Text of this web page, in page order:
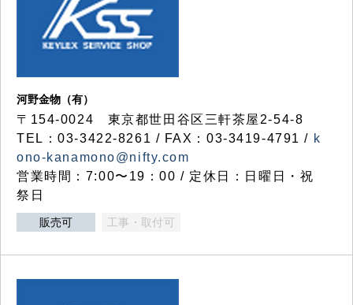
河野金物（有）
〒154-0024 東京都世田谷区三軒茶屋2-54-8
TEL：03-3422-8261 / FAX：03-3419-4791 / k
ono-kanamono@nifty.com
営業時間：7:00〜19：00 / 定休日：日曜日・祝
祭日
販売可 工事・取付可